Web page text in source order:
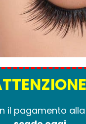
il pagamento